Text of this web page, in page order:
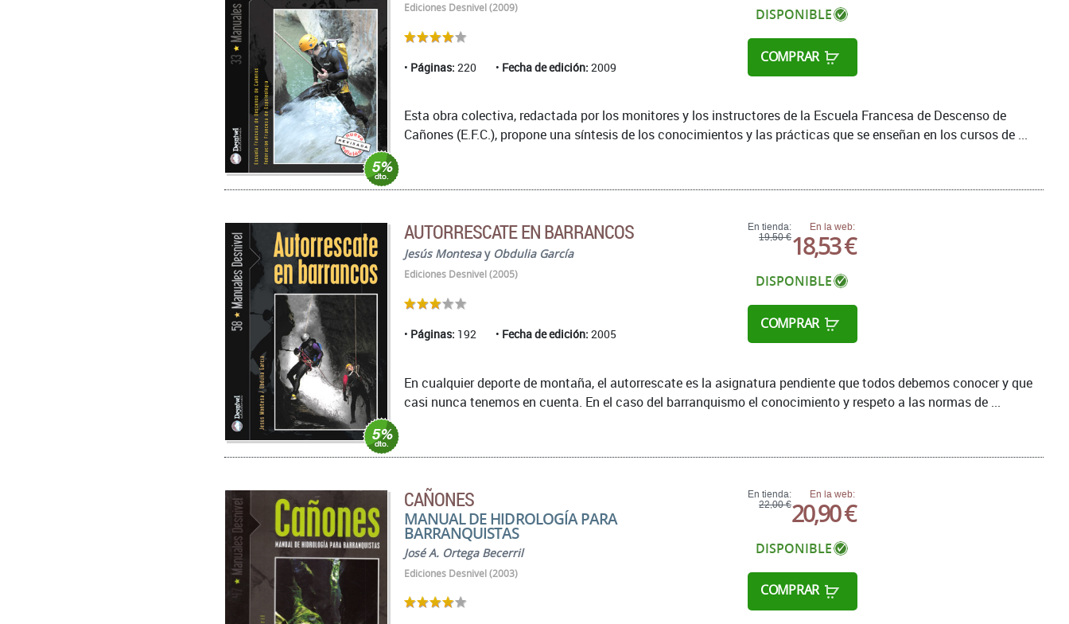
Ediciones Desnivel (2009)
Páginas: 220 Fecha de edición: 2009
DISPONIBLE
COMPRAR
Esta obra colectiva, redactada por los monitores y los instructores de la Escuela Francesa de Descenso de
Cañones (E.F.C.), propone una síntesis de los conocimientos y las prácticas que se enseñan en los cursos de ...
AUTORRESCATE EN BARRANCOS
Jesús Montesay Obdulia García
Ediciones Desnivel (2005)
Páginas: 192 Fecha de edición: 2005
En tienda:
19,50 €
En la web:
18,53 €
DISPONIBLE
COMPRAR
En cualquier deporte de montaña, el autorrescate es la asignatura pendiente que todos debemos conocer y que
casi nunca tenemos en cuenta. En el caso del barranquismo el conocimiento y respeto a las normas de ...
CAÑONES
MANUAL DE HIDROLOGÍA PARA
BARRANQUISTAS
José A. Ortega Becerril
Ediciones Desnivel (2003)
En tienda:
22,00 €
En la web:
20,90 €
DISPONIBLE
COMPRAR